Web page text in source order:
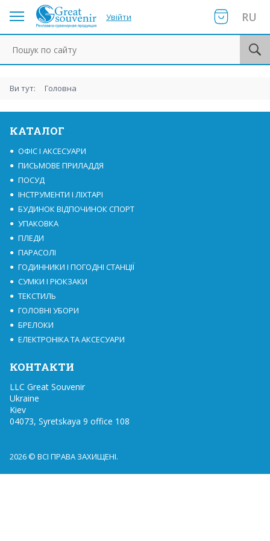
Увійти RU
Ви тут: Головна
КАТАЛОГ
ОФІС І АКСЕСУАРИ
ПИСЬМОВЕ ПРИЛАДДЯ
ПОСУД
ІНСТРУМЕНТИ І ЛІХТАРІ
БУДИНОК ВІДПОЧИНОК СПОРТ
УПАКОВКА
ПЛЕДИ
ПАРАСОЛІ
ГОДИННИКИ І ПОГОДНІ СТАНЦІЇ
СУМКИ І РЮКЗАКИ
ТЕКСТИЛЬ
ГОЛОВНІ УБОРИ
БРЕЛОКИ
ЕЛЕКТРОНІКА ТА АКСЕСУАРИ
КОНТАКТИ
LLC Great Souvenir
Ukraine
Kiev
04073, Syretskaya 9 office 108
2026 © ВСІ ПРАВА ЗАХИЩЕНІ.